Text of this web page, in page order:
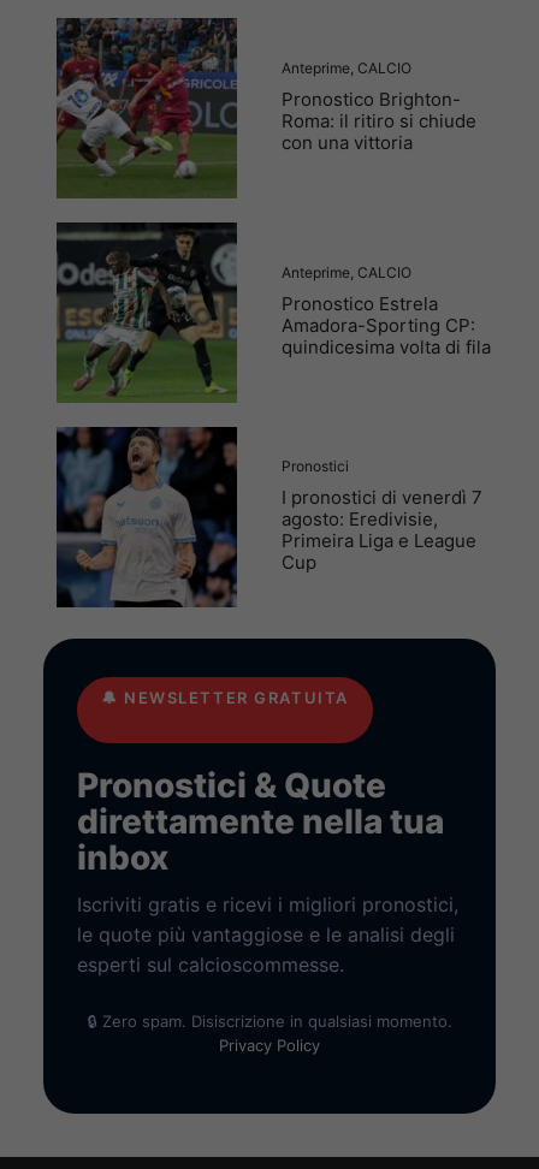
Anteprime CALCIO
Pronostico Brighton-
Roma: il ritiro si chiude
con una vittoria
Anteprime CALCIO
Pronostico Estrela
Amadora-Sporting CP:
quindicesima volta di fila
Pronostici
I pronostici di venerdì 7
agosto: Eredivisie,
Primeira Liga e League
Cup
🔔 NEWSLETTER GRATUITA
Pronostici & Quote
direttamente nella tua
inbox
Iscriviti gratis e ricevi i migliori pronostici,
le quote più vantaggiose e le analisi degli
esperti sul calcioscommesse.
🔒 Zero spam. Disiscrizione in qualsiasi momento.
Privacy Policy